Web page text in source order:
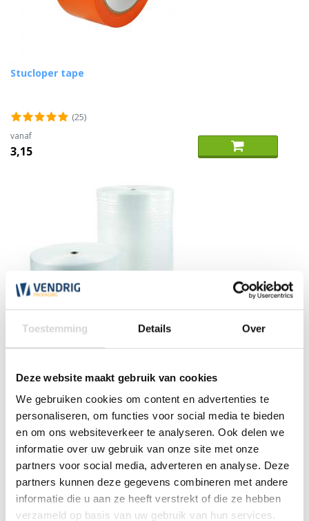
Toestemming Details Over
Deze website maakt gebruik van cookies
We gebruiken cookies om content en advertenties te
personaliseren, om functies voor social media te bieden
en om ons websiteverkeer te analyseren. Ook delen we
informatie over uw gebruik van onze site met onze
partners voor social media, adverteren en analyse. Deze
partners kunnen deze gegevens combineren met andere
informatie die u aan ze heeft verstrekt of die ze hebben
verzameld op basis van uw gebruik van hun services.
Stucloper tape
(25)
vanaf
3,15
(480)
vanaf
16,95